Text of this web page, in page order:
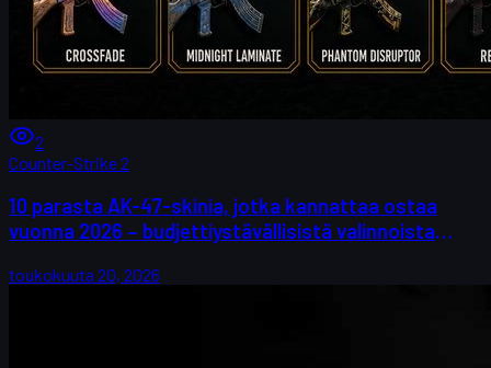
2
Counter-Strike 2
10 parasta AK-47-skinia, jotka kannattaa ostaa
vuonna 2026 – budjettiystävällisistä valinnoista
toukokuuta 20, 2026